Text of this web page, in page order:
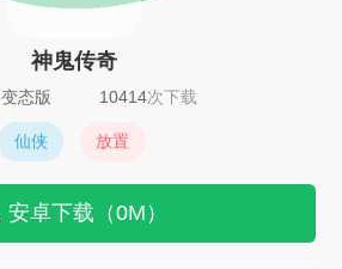
神鬼传奇
变态版 10414次下载
仙侠 放置
安卓下载（0M）